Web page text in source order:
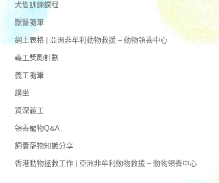
犬隻訓練課程
獸醫隨筆
網上表格 | 亞洲非牟利動物救援 – 動物領養中心
義工獎勵計劃
義工隨筆
講坐
資深義工
領養寵物Q&A
飼養寵物知識分享
香港動物拯救工作 | 亞洲非牟利動物救援 – 動物領養中心